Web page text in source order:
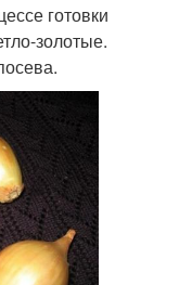
готовки
золотые.